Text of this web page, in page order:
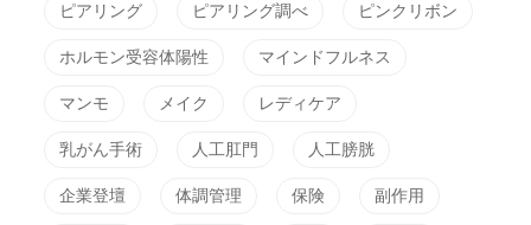
ピアリング ピアリング調べ ピンクリボン
ホルモン受容体陽性 マインドフルネス
マンモ メイク レディケア
乳がん手術 人工肛門 人工膀胱
企業登壇 体調管理 保険 副作用